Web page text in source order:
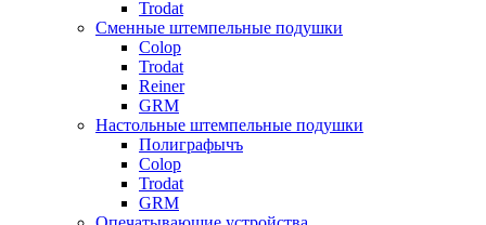
Trodat
Сменные штемпельные подушки
Colop
Trodat
Reiner
GRM
Настольные штемпельные подушки
Полиграфычъ
Colop
Trodat
GRM